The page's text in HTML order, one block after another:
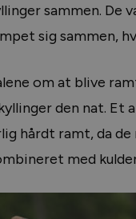
sammen. De
sig sammen,
om at blive
den nat. Et
hårdt ramt, da
med